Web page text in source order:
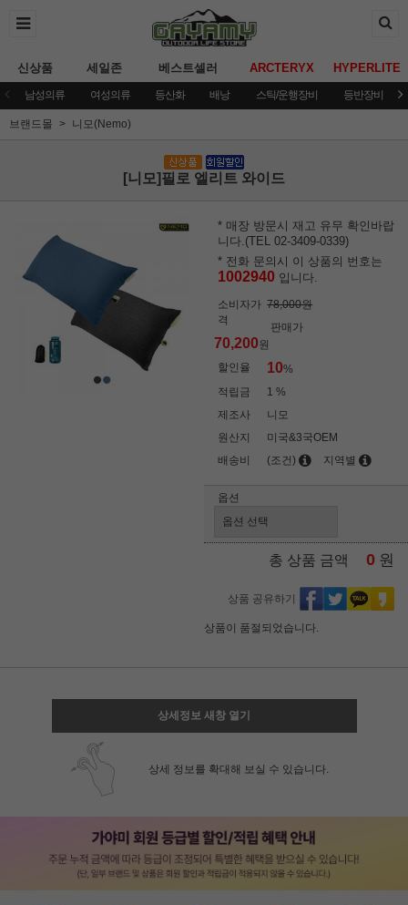
신상품 세일존 베스트셀러 ARCTERYX HYPERLITE
남성의류 여성의류 등산화 배낭 스틱/운행장비 등반장비
브랜드몰 니모(Nemo)
[니모]필로 엘리트 와이드
* 매장 방문시 재고 유무 확인바랍
니다.(TEL 02-3409-0339)
* 전화 문의시 이 상품의 번호는
1002940 입니다.
소비자가
격
78,000원
판매가
70,200원
할인율
10%
적립금
1 %
제조사
니모
원산지
미국&3국OEM
배송비
(조건) 지역별
옵션
총 상품 금액 0 원
상품 공유하기
상품이 품절되었습니다.
상세정보 새창 열기
상세 정보를 확대해 보실 수 있습니다.